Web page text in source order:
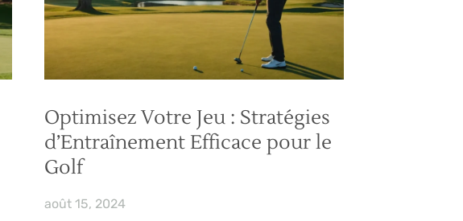
Optimisez Votre Jeu : Stratégies
d’Entraînement Efficace pour le
Golf
août 15, 2024